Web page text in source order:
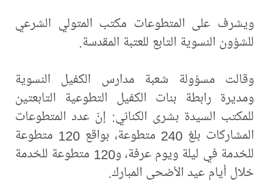
ويشرف على المتطوعات مكتب المتولي الشرعي
للشؤون النسوية التابع للعتبة المقدسة.
وقالت مسؤولة شعبة مدارس الكفيل النسوية
ومديرة رابطة بنات الكفيل التطوعية التابعتين
للمكتب السيدة بشرى الكناني: إنّ عدد المتطوعات
المشاركات بلغ 240 متطوعة، بواقع 120 متطوعة
للخدمة في ليلة ويوم عرفة، و120 متطوعة للخدمة
خلال أيام عيد الأضحى المبارك.